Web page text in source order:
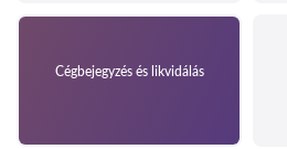
Cégbejegyzés és likvidálás